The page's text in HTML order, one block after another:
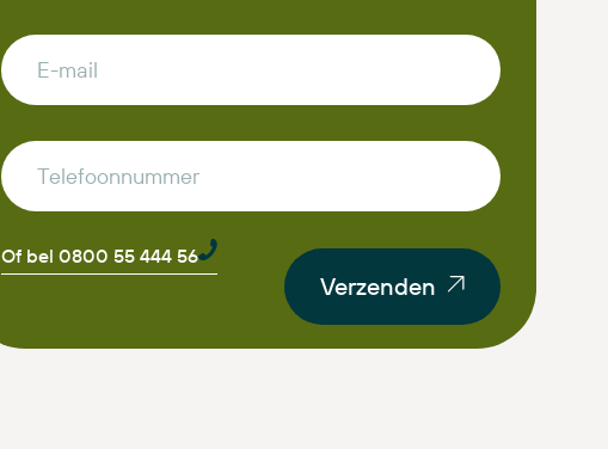
Verzenden
Of bel 0800 55 444 56